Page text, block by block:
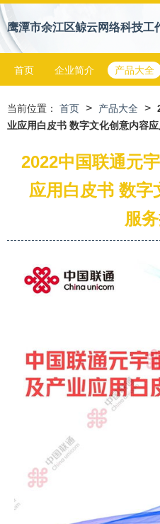
鹰潭市余江区鲸云网络科技工
首页 企业简介 产品大全
当前位置： 首页 > 产品大全 >
业应用白皮书 数字文化创意内容
2022中国联通元
应用白皮书 数字
服